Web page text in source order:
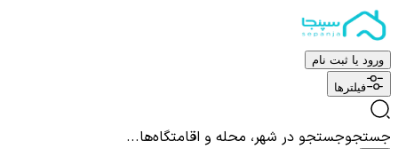
ورود یا ثبت نام
فیلترها
جستجوجستجو در شهر، محله و اقامتگاه‌ها...